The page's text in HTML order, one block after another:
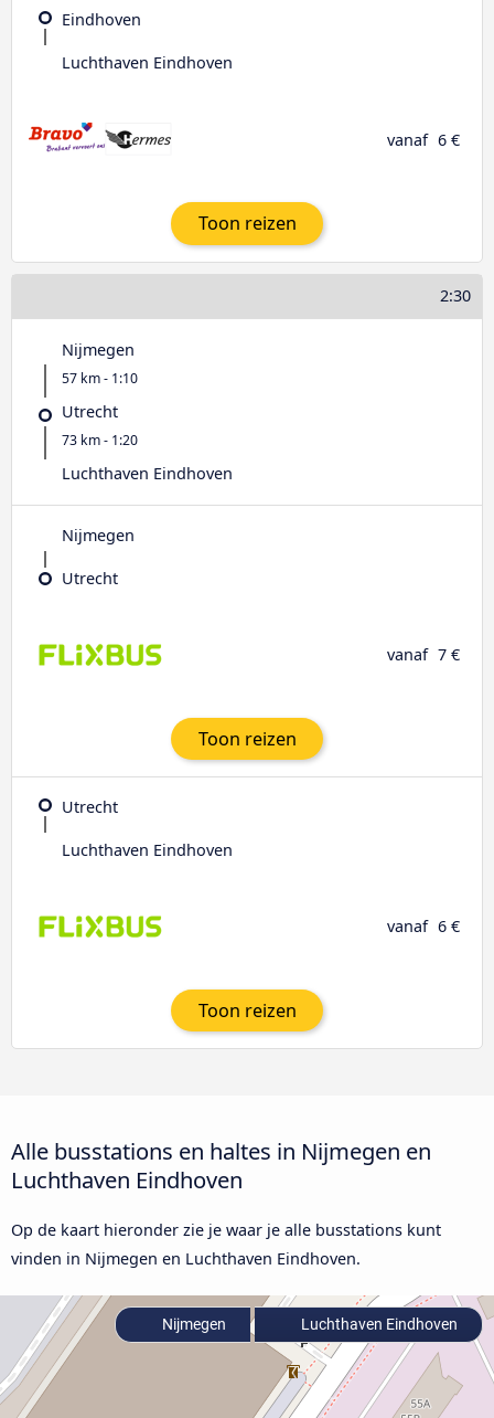
Eindhoven
Luchthaven Eindhoven
vanaf 6 €
Toon reizen
2:30
Nijmegen
57 km - 1:10
Utrecht
73 km - 1:20
Luchthaven Eindhoven
Nijmegen
Utrecht
vanaf 7 €
Toon reizen
Utrecht
Luchthaven Eindhoven
vanaf 6 €
Toon reizen
Alle busstations en haltes in Nijmegen en
Luchthaven Eindhoven
Op de kaart hieronder zie je waar je alle busstations kunt
vinden in Nijmegen en Luchthaven Eindhoven.
Nijmegen Luchthaven Eindhoven